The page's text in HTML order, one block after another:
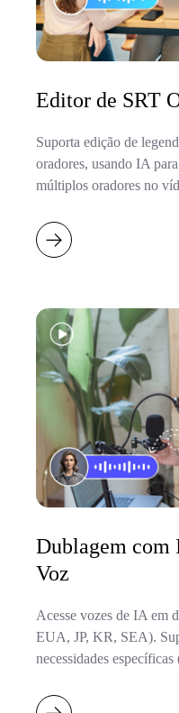
Editor de SRT
Suporta edição de
oradores, usando IA
múltiplos oradores no
Dublagem com
Voz
Acesse vozes de IA em
EUA, JP, KR, SEA).
necessidades